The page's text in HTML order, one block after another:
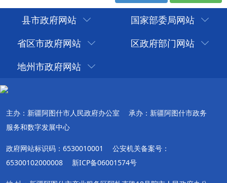
县市政府网站
国家部委局网站
省区市政府网站
区政府部门网站
地州市政府网站
主办：新疆阿图什市人民政府办公室
承办：新疆阿图什市政务
服务和数字发展中心
政府网站标识码：6530010001
公安机关备案号：
65300102000008
新ICP备06001574号